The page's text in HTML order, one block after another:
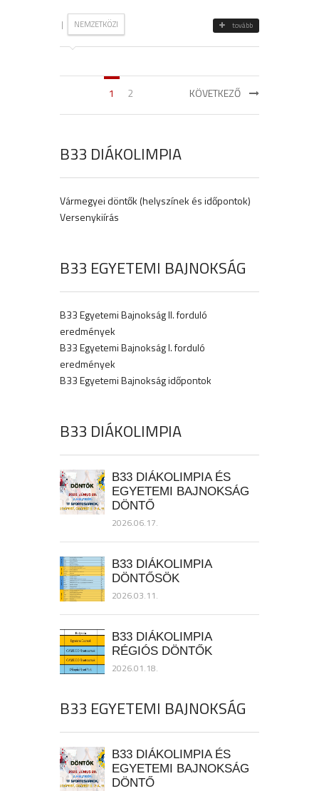
| NEMZETKÖZI tovább
1 2 KÖVETKEZŐ
B33 DIÁKOLIMPIA
Vármegyei döntők (helyszínek és időpontok)
Versenykiírás
B33 EGYETEMI BAJNOKSÁG
B33 Egyetemi Bajnokság II. forduló
eredmények
B33 Egyetemi Bajnokság I. forduló
eredmények
B33 Egyetemi Bajnokság időpontok
B33 DIÁKOLIMPIA
B33 DIÁKOLIMPIA ÉS
EGYETEMI BAJNOKSÁG
DÖNTŐ
2026.06.17.
B33 DIÁKOLIMPIA
DÖNTŐSÖK
2026.03.11.
B33 DIÁKOLIMPIA
RÉGIÓS DÖNTŐK
2026.01.18.
B33 EGYETEMI BAJNOKSÁG
B33 DIÁKOLIMPIA ÉS
EGYETEMI BAJNOKSÁG
DÖNTŐ